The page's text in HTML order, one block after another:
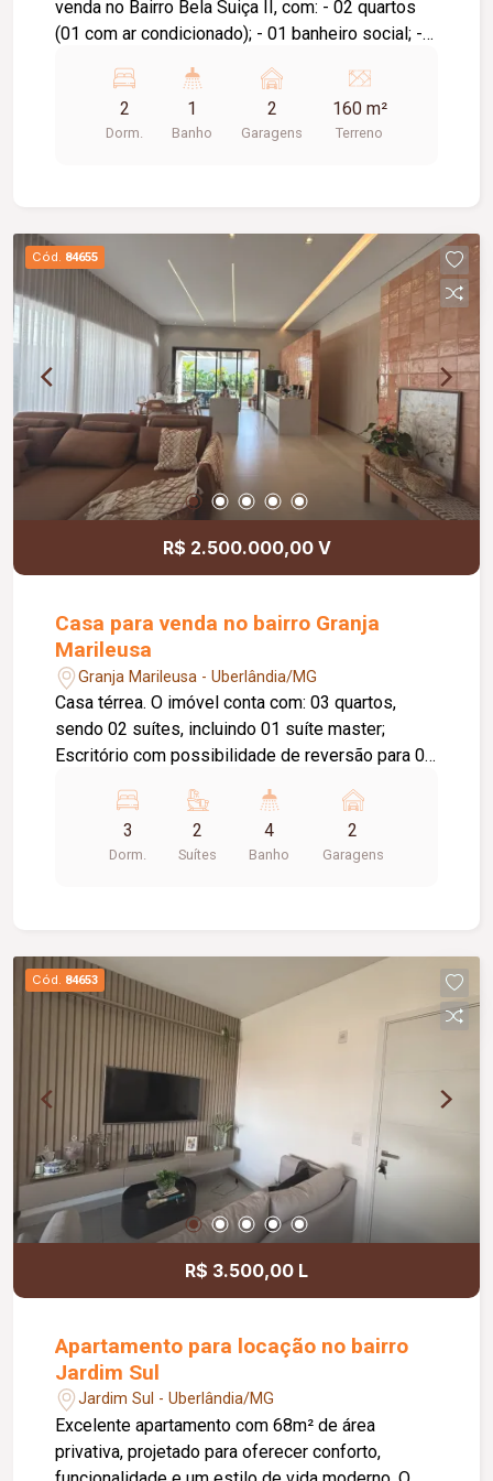
venda no Bairro Bela Suiça II, com: - 02 quartos
(01 com ar condicionado); - 01 banheiro social; -
conjugada; - 01 área de serviço coberta; - quintal
cimentado; - garagem para 02 veículos.
2
Dorm.
1
Banho
2
Garagens
160 m²
Terreno
Cód. 84655
R$ 2.500.000,00 V
Casa para venda no bairro Granja
Marileusa
Granja Marileusa - Uberlândia/MG
Casa térrea. O imóvel conta com: 03 quartos,
sendo 02 suítes, incluindo 01 suíte master;
Escritório com possibilidade de reversão para 01
portas de vidro de abertura total; Banheiro social;
Lavanderia; Varanda; 02 vagas de garagem;
Diferenciais: Piso em porcelanato; Armários
3
Dorm.
2
Suítes
4
Banho
2
Garagens
Cód. 84653
R$ 3.500,00 L
Apartamento para locação no bairro
Jardim Sul
Jardim Sul - Uberlândia/MG
Excelente apartamento com 68m² de área
privativa, projetado para oferecer conforto,